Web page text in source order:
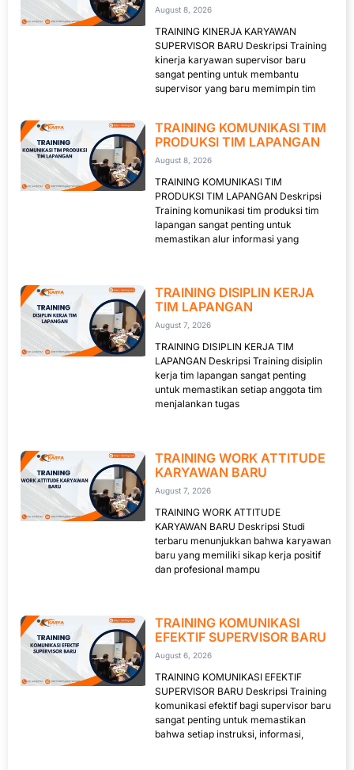
August 8, 2026
TRAINING KINERJA KARYAWAN
SUPERVISOR BARU Deskripsi Training
kinerja karyawan supervisor baru
sangat penting untuk membantu
supervisor yang baru memimpin tim
TRAINING KOMUNIKASI TIM
PRODUKSI TIM LAPANGAN
August 8, 2026
TRAINING KOMUNIKASI TIM
PRODUKSI TIM LAPANGAN Deskripsi
Training komunikasi tim produksi tim
lapangan sangat penting untuk
memastikan alur informasi yang
TRAINING DISIPLIN KERJA
TIM LAPANGAN
August 7, 2026
TRAINING DISIPLIN KERJA TIM
LAPANGAN Deskripsi Training disiplin
kerja tim lapangan sangat penting
untuk memastikan setiap anggota tim
menjalankan tugas
TRAINING WORK ATTITUDE
KARYAWAN BARU
August 7, 2026
TRAINING WORK ATTITUDE
KARYAWAN BARU Deskripsi Studi
terbaru menunjukkan bahwa karyawan
baru yang memiliki sikap kerja positif
dan profesional mampu
TRAINING KOMUNIKASI
EFEKTIF SUPERVISOR BARU
August 6, 2026
TRAINING KOMUNIKASI EFEKTIF
SUPERVISOR BARU Deskripsi Training
komunikasi efektif bagi supervisor baru
sangat penting untuk memastikan
bahwa setiap instruksi, informasi,